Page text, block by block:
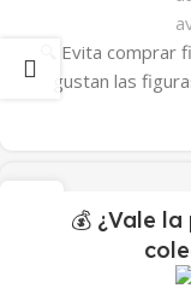
🔍 Evita
gustan las
💰 ¿Vale